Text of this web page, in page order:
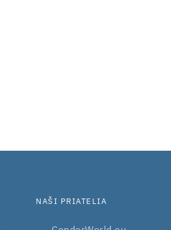
NAŠI PRIATELIA